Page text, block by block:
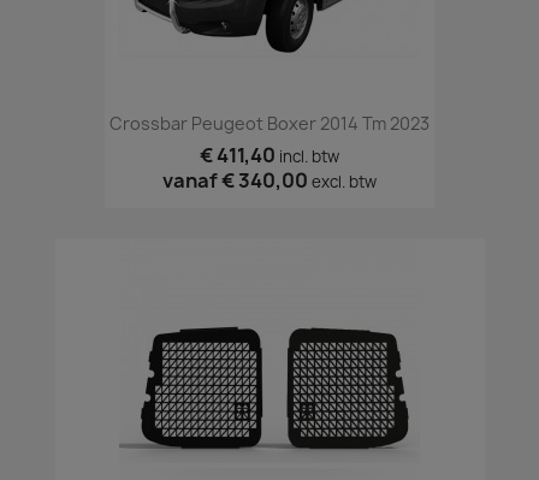
Crossbar Peugeot Boxer 2014 Tm 2023
€ 411,40 incl. btw
vanaf€ 340,00 excl. btw